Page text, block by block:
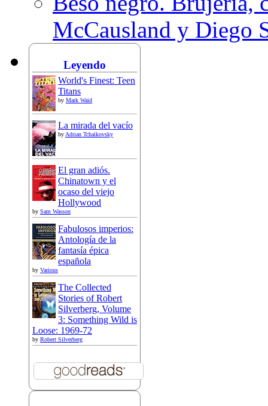
McCausland y Diego
Leyendo
World's Finest: Teen
Titans
by Mark Waid
La mirada del vacío
byAdrian Tchaikovsky
El gran adiós.
Chinatown y el
ocaso del viejo
Hollywood
by Sam Wasson
Fabulosos imperios:
Antología de la
fantasía épica
española
by Various
The Collected
Stories of Robert
Silverberg, Volume
3: Something Wild is
Loose: 1969-72
by Robert Silverberg